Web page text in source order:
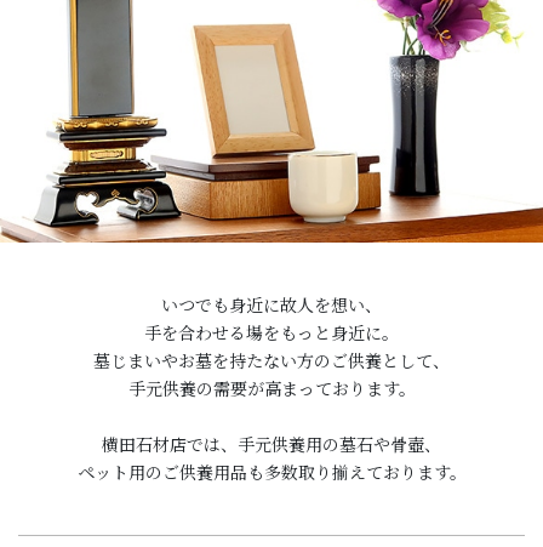
いつでも身近に故人を想い、
手を合わせる場をもっと身近に。
墓じまいやお墓を持たない方のご供養として、
手元供養の需要が高まっております。
横田石材店では、手元供養用の墓石や骨壺、
ペット用のご供養用品も多数取り揃えております。